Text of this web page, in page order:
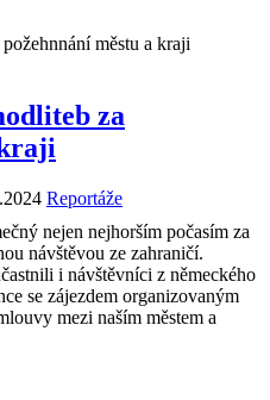
za
Reportáže
nejen nejhorším počasím za
návštěvou ze zahraničí.
i návštěvníci z německého
se zájezdem organizovaným
mezi naším městem a